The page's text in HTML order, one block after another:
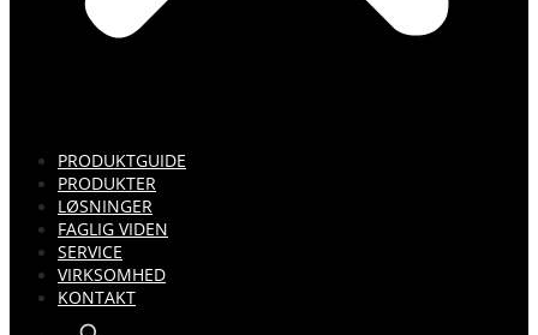
PRODUKTGUIDE
PRODUKTER
LØSNINGER
FAGLIG VIDEN
SERVICE
VIRKSOMHED
KONTAKT